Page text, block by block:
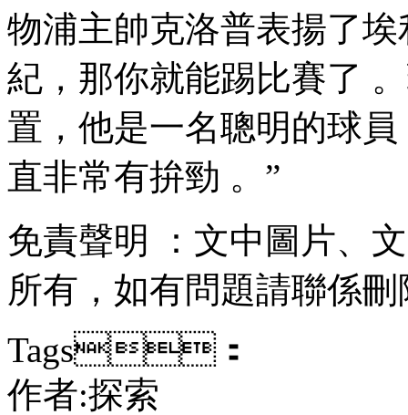
物浦主帥克洛普表揚了埃利
紀 ，那你就能踢比賽了
置 ，他是一名聰明的球
直非常有拚勁 。”
免責聲明 ：文中圖片 
所有 ，如有問題請聯係刪除
Tags：
作者:探索